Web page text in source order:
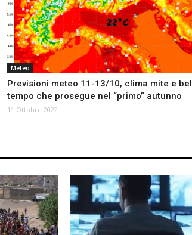
Meteo
Previsioni meteo 11-13/10, clima mite e bel
tempo che prosegue nel “primo” autunno
11 Ottobre 2022